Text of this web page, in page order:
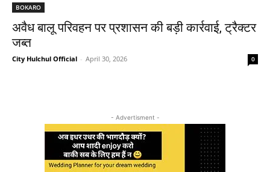
BOKARO
अवैध बालू परिवहन पर प्रशासन की बड़ी कार्रवाई, ट्रैक्टर
जब्त
City Hulchul Official - April 30, 2026 0
- Advertisment -